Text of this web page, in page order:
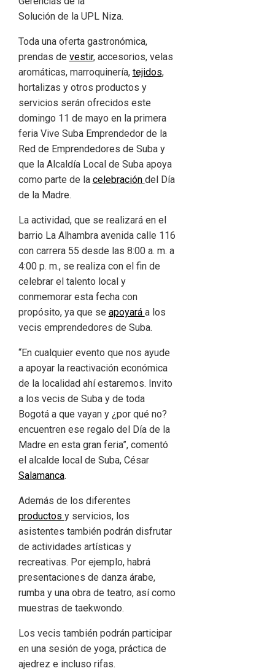
Toda una oferta gastronómica,
prendas de vestir, accesorios, velas
aromáticas, marroquinería, tejidos,
hortalizas y otros productos y
servicios serán ofrecidos este
domingo 11 de mayo en la primera
feria Vive Suba Emprendedor de la
Red de Emprendedores de Suba y
que la Alcaldía Local de Suba apoya
como parte de la celebración del Día
de la Madre.
La actividad, que se realizará en el
barrio La Alhambra avenida calle 116
con carrera 55 desde las 8:00 a. m. a
4:00 p. m., se realiza con el fin de
celebrar el talento local y
conmemorar esta fecha con
propósito, ya que se apoyará a los
vecis emprendedores de Suba.
“En cualquier evento que nos ayude
a apoyar la reactivación económica
de la localidad ahí estaremos. Invito
a los vecis de Suba y de toda
Bogotá a que vayan y ¿por qué no?
encuentren ese regalo del Día de la
Madre en esta gran feria”, comentó
el alcalde local de Suba, César
Salamanca.
Además de los diferentes
productos y servicios, los
asistentes también podrán disfrutar
de actividades artísticas y
recreativas. Por ejemplo, habrá
presentaciones de danza árabe,
rumba y una obra de teatro, así como
muestras de taekwondo.
Los vecis también podrán participar
en una sesión de yoga, práctica de
ajedrez e incluso rifas.